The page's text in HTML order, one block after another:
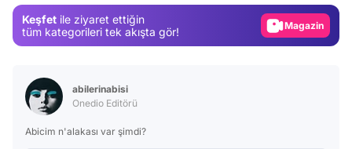
Keşfet ile ziyaret ettiğin
tüm kategorileri tek akışta gör!
Video
abilerinabisi
Onedio Editörü
Abicim n'alakası var şimdi?